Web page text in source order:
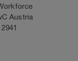
Austria